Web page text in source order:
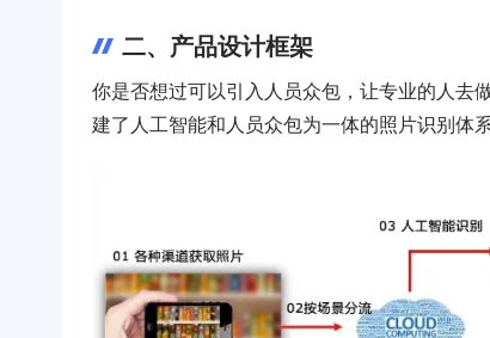
二、产品设计框架
你是否想过可以引入人员众包，让专业的人去
建了人工智能和人员众包为一体的照片识别体